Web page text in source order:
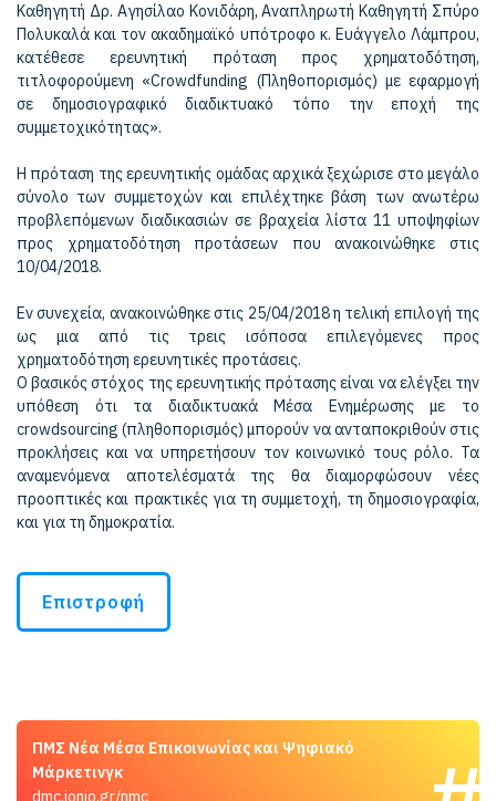
Καθηγητή Δρ. Αγησίλαο Κονιδάρη, Αναπληρωτή Καθηγητή Σπύρο
Πολυκαλά και τον ακαδημαϊκό υπότροφο κ. Ευάγγελο Λάμπρου,
κατέθεσε ερευνητική πρόταση προς χρηματοδότηση,
τιτλοφορούμενη «Crowdfunding (Πληθοπορισμός) με εφαρμογή
σε δημοσιογραφικό διαδικτυακό τόπο την εποχή της
συμμετοχικότητας».
Η πρόταση της ερευνητικής ομάδας αρχικά ξεχώρισε στο μεγάλο
σύνολο των συμμετοχών και επιλέχτηκε βάση των ανωτέρω
προβλεπόμενων διαδικασιών σε βραχεία λίστα 11 υποψηφίων
προς χρηματοδότηση προτάσεων που ανακοινώθηκε στις
10/04/2018.
Εν συνεχεία, ανακοινώθηκε στις 25/04/2018 η τελική επιλογή της
ως μια από τις τρεις ισόποσα επιλεγόμενες προς
χρηματοδότηση ερευνητικές προτάσεις.
Ο βασικός στόχος της ερευνητικής πρότασης είναι να ελέγξει την
υπόθεση ότι τα διαδικτυακά Μέσα Ενημέρωσης με το
crowdsourcing (πληθοπορισμός) μπορούν να ανταποκριθούν στις
προκλήσεις και να υπηρετήσουν τον κοινωνικό τους ρόλο. Τα
αναμενόμενα αποτελέσματά της θα διαμορφώσουν νέες
προοπτικές και πρακτικές για τη συμμετοχή, τη δημοσιογραφία,
και για τη δημοκρατία.
Επιστροφή
ΠΜΣ Νέα Μέσα Επικοινωνίας και Ψηφιακό
Μάρκετινγκ
dmc.ionio.gr/nmc